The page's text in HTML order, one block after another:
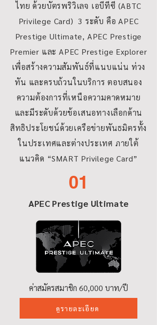
ไทย ด้วยบัตรพริวิเลจ เอบีทีซี (ABTC
Privilege Card) 3 ระดับ คือ APEC
Prestige Ultimate, APEC Prestige
Premier และ APEC Prestige Explorer
เพื่อสร้างความสัมพันธ์ที่แนบแน่น​ ท่วง
ทัน​ และครบถ้วนในบริการ​ ตอบสนอง
ความต้องการ​ที่เหนือความคาดหมาย​
และมีระดับ​ด้วยข้อเสนอทางเลือกด้าน
สิทธิประโยชน์ด้วยเครือข่ายพันธมิตรทั้ง
ในประเทศและต่างประเทศ ภายใต้
แนวคิด “SMART Privilege Card”
01
APEC Prestige Ultimate
ค่าสมัครสมาชิก 60,000 บาท/ปี
ดูรายละเอียด